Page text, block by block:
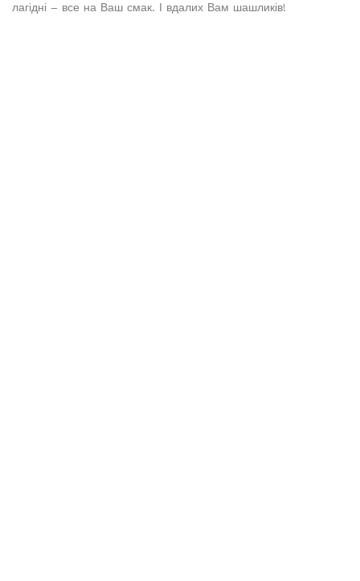
лагідні – все на Ваш смак. І вдалих Вам шашликів!